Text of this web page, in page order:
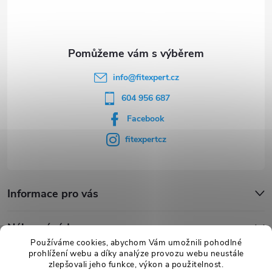
Používáme cookies, abychom Vám umožnili pohodlné
prohlížení webu a díky analýze provozu webu neustále
zlepšovali jeho funkce, výkon a použitelnost.
info@fitexpert.cz
604 956 687
Facebook
fitexpertcz
Informace pro vás
Nákupní rádce
Novinky